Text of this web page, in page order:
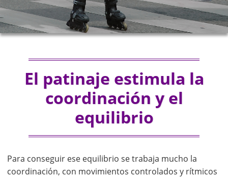
El patinaje estimula la
coordinación y el
equilibrio
Para conseguir ese equilibrio se trabaja mucho la
coordinación, con movimientos controlados y rítmicos